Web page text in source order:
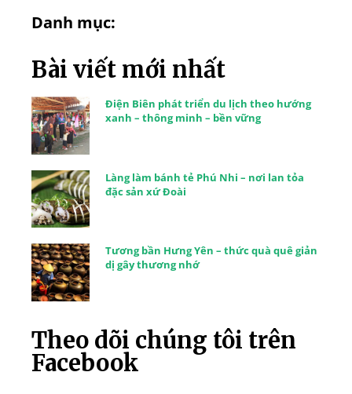
Danh mục:
Bài viết mới nhất
Điện Biên phát triển du lịch theo hướng
xanh – thông minh – bền vững
Làng làm bánh tẻ Phú Nhi – nơi lan tỏa
đặc sản xứ Đoài
Tương bần Hưng Yên – thức quà quê giản
dị gây thương nhớ
Theo dõi chúng tôi trên
Facebook